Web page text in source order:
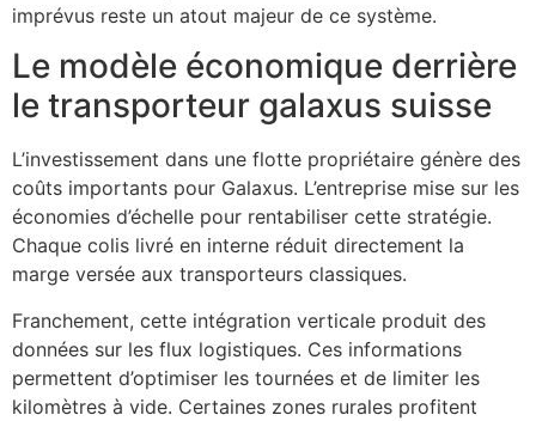
imprévus reste un atout majeur de ce système.
Le modèle économique derrière
le transporteur galaxus suisse
L’investissement dans une flotte propriétaire génère des
coûts importants pour Galaxus. L’entreprise mise sur les
économies d’échelle pour rentabiliser cette stratégie.
Chaque colis livré en interne réduit directement la
marge versée aux transporteurs classiques.
Franchement, cette intégration verticale produit des
données sur les flux logistiques. Ces informations
permettent d’optimiser les tournées et de limiter les
kilomètres à vide. Certaines zones rurales profitent